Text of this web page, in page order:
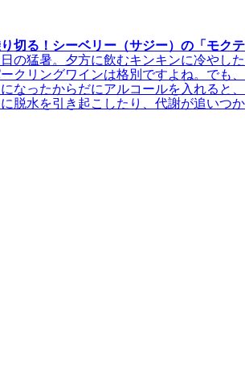
切る！シーベリー（サジー）の「モクテ
の猛暑。夕方に飲むキンキンに冷やした
クリングワインは格別ですよね。でも、
なったからだにアルコールを入れると、
脱水を引き起こしたり、代謝が追いつか